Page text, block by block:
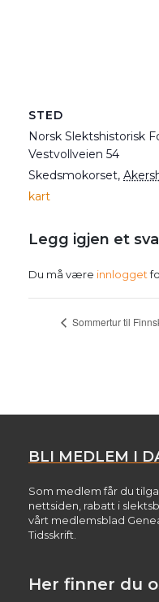
STED
Norsk Slektshistorisk
Vestvollveien 54
Skedsmokorset,
kart
Legg igjen et
Du må være innlogget
Sommertur til
BLI MEDLEM I
Som medlem får du
nettsiden, rabatt i
vårt medlemsblad
Tidsskrift.
Her finner du